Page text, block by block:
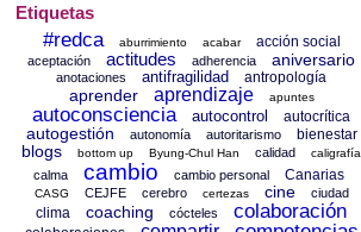
Etiquetas
#redca aburrimiento acabar acción social
aceptación actitudes adherencia aniversario
anotaciones antifragilidad antropología
aprender aprendizaje apuntes
autoconsciencia autocontrol autocrítica
autogestión autonomía autoritarismo bienestar
blogs bottom up Byung-Chul Han calidad caligrafía
calma cambio cambio personal Canarias
CASG CEJFE cerebro certezas cine ciudad
clima coaching cócteles colaboración